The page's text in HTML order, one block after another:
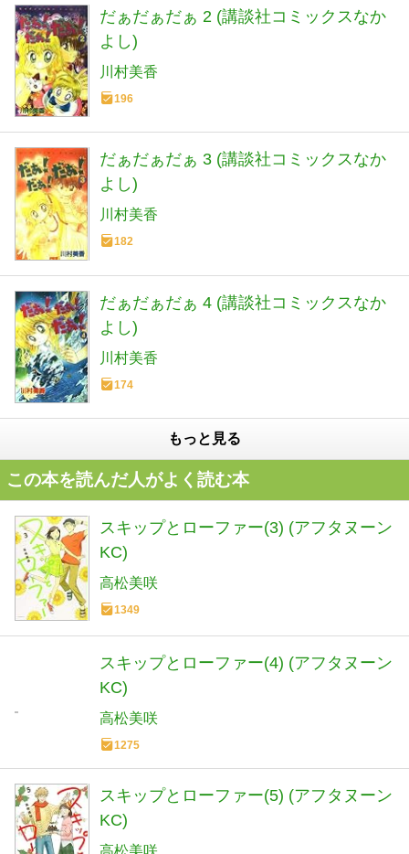
だぁだぁだぁ 2 (講談社コミックスなか
よし)
川村美香
196
だぁだぁだぁ 3 (講談社コミックスなか
よし)
川村美香
182
だぁだぁだぁ 4 (講談社コミックスなか
よし)
川村美香
174
もっと見る
この本を読んだ人がよく読む本
スキップとローファー(3) (アフタヌーン
KC)
高松美咲
1349
スキップとローファー(4) (アフタヌーン
KC)
高松美咲
1275
スキップとローファー(5) (アフタヌーン
KC)